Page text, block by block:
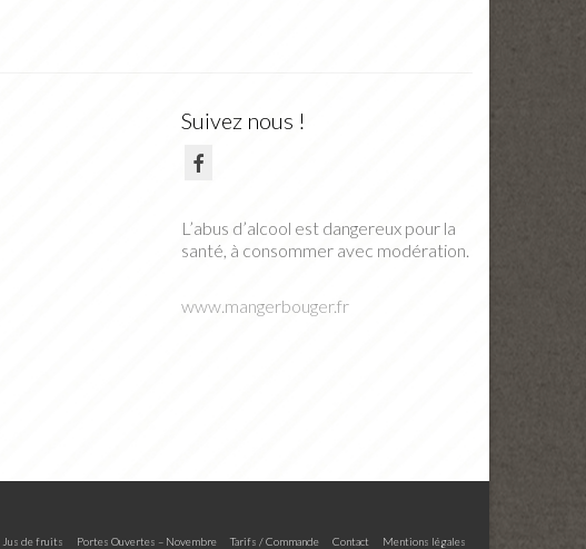
Suivez nous !
L’abus d’alcool est dangereux pour la
santé, à consommer avec modération.
www.mangerbouger.fr
Jus de fruits Portes Ouvertes – Novembre Tarifs / Commande Contact Mentions légales